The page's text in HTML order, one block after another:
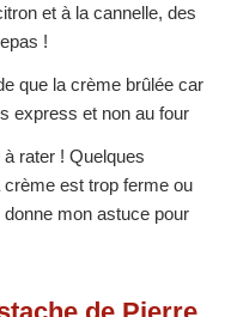
et à la cannelle, des
!
que la crème brûlée car
express et non au four
rater ! Quelques
est trop ferme ou
mon astuce pour